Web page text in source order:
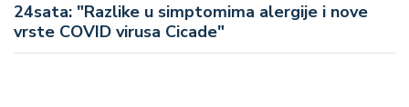
24sata: "Razlike u simptomima alergije i nove
vrste COVID virusa Cicade"